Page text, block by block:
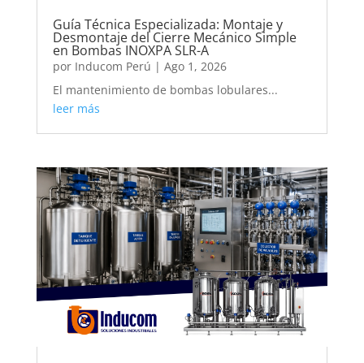
Guía Técnica Especializada: Montaje y
Desmontaje del Cierre Mecánico Simple
en Bombas INOXPA SLR-A
por Inducom Perú | Ago 1, 2026
El mantenimiento de bombas lobulares...
leer más